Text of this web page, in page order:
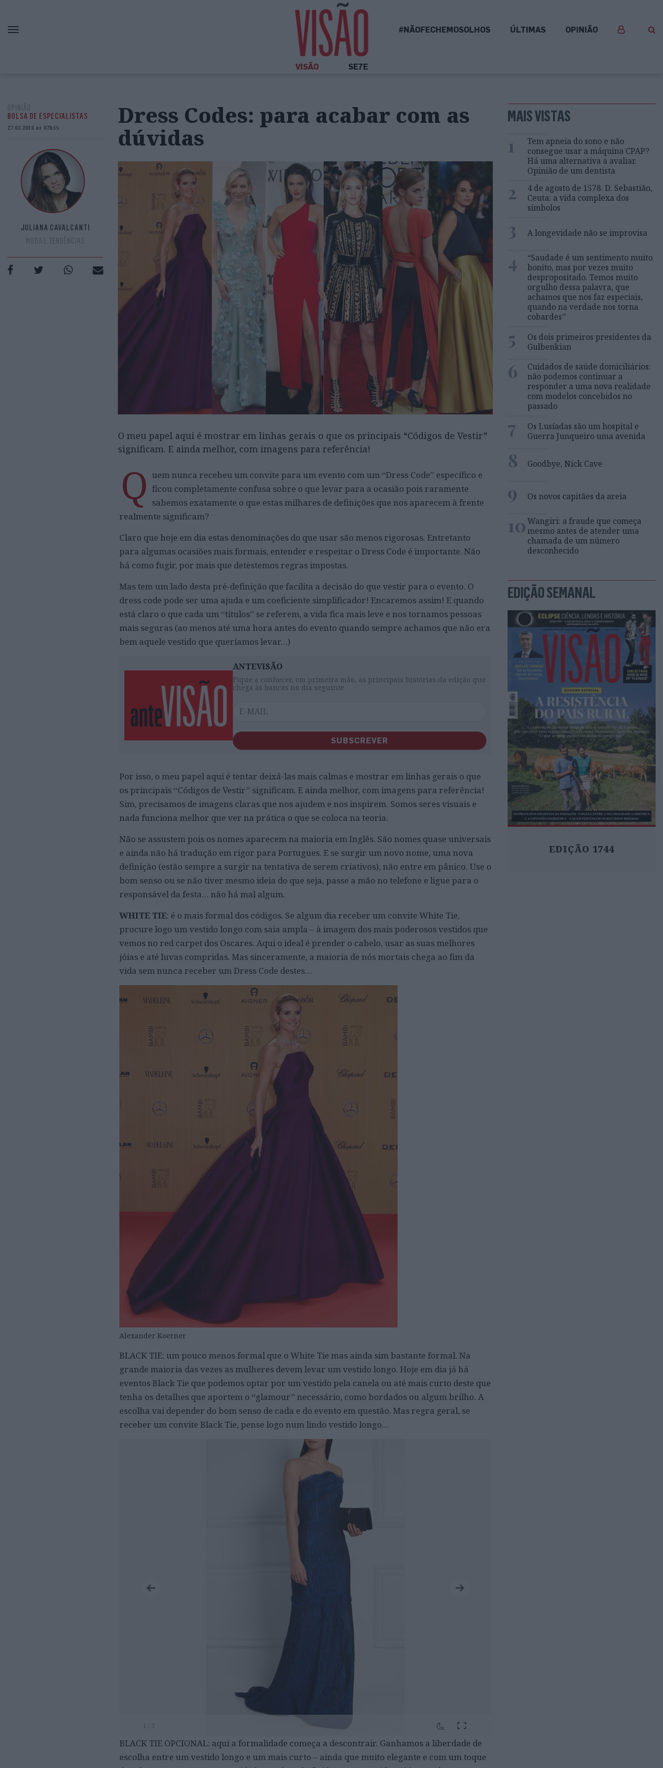
#NÃOFECHEMOSOLHOS ÚLTIMAS OPINIÃO
VISÃO SE7E
OPINIÃO
BOLSA DE ESPECIALISTAS
27.03.2016 às 07h55
JULIANA CAVALCANTI
MODA E TENDÊNCIAS
Dress Codes: para acabar com as
dúvidas
O meu papel aqui é mostrar em linhas gerais o que os principais “Códigos de Vestir”
significam. E ainda melhor, com imagens para referência!
Q uem nunca recebeu um convite para um evento com um “Dress Code” específico e
ficou completamente confusa sobre o que levar para a ocasião pois raramente
sabemos exatamente o que estas milhares de definições que nos aparecem à frente
realmente significam?
Claro que hoje em dia estas denominações do que usar são menos rigorosas. Entretanto
para algumas ocasiões mais formais, entender e respeitar o Dress Code é importante. Não
há como fugir, por mais que detestemos regras impostas.
Mas tem um lado desta pré-definição que facilita a decisão do que vestir para o evento. O
dress code pode ser uma ajuda e um coeficiente simplificador! Encaremos assim! E quando
está claro o que cada um “títulos” se referem, a vida fica mais leve e nos tornamos pessoas
mais seguras (ao menos até uma hora antes do evento quando sempre achamos que não era
bem aquele vestido que queríamos levar…)
ANTEVISÃO
Fique a conhecer, em primeira mão, as principais histórias da edição que
chega às bancas no dia seguinte
SUBSCREVER
Por isso, o meu papel aqui é tentar deixá-las mais calmas e mostrar em linhas gerais o que
os principais “Códigos de Vestir” significam. E ainda melhor, com imagens para referência!
Sim, precisamos de imagens claras que nos ajudem e nos inspirem. Somos seres visuais e
nada funciona melhor que ver na prática o que se coloca na teoria.
Não se assustem pois os nomes aparecem na maioria em Inglês. São nomes quase universais
e ainda não há tradução em rigor para Portugues. E se surgir um novo nome, uma nova
definição (estão sempre a surgir na tentativa de serem criativos), não entre em pânico. Use o
bom senso ou se não tiver mesmo ideia do que seja, passe a mão no telefone e ligue para o
responsável da festa… não há mal algum.
WHITE TIE: é o mais formal dos códigos. Se algum dia receber um convite White Tie,
procure logo um vestido longo com saia ampla – à imagem dos mais poderosos vestidos que
vemos no red carpet dos Oscares. Aqui o ideal é prender o cabelo, usar as suas melhores
jóias e até luvas compridas. Mas sinceramente, a maioria de nós mortais chega ao fim da
vida sem nunca receber um Dress Code destes…
Alexander Koerner
BLACK TIE: um pouco menos formal que o White Tie mas ainda sim bastante formal. Na
grande maioria das vezes as mulheres devem levar um vestido longo. Hoje em dia já há
eventos Black Tie que podemos optar por um vestido pela canela ou até mais curto deste que
tenha os detalhes que aportem o “glamour” necessário, como bordados ou algum brilho. A
escolha vai depender do bom senso de cada e do evento em questão. Mas regra geral, se
receber um convite Black Tie, pense logo num lindo vestido longo…
1 / 3
BLACK TIE OPCIONAL: aqui a formalidade começa a descontrair. Ganhamos a liberdade de
escolha entre um vestido longo e um mais curto – ainda que muito elegante e com um toque
MAIS VISTAS
1
Tem apneia do sono e não
consegue usar a máquina CPAP?
Há uma alternativa a avaliar.
Opinião de um dentista
2
4 de agosto de 1578. D. Sebastião,
Ceuta: a vida complexa dos
símbolos
3 A longevidade não se improvisa
4
“Saudade é um sentimento muito
bonito, mas por vezes muito
despropositado. Temos muito
orgulho dessa palavra, que
achamos que nos faz especiais,
quando na verdade nos torna
cobardes’’
5
Os dois primeiros presidentes da
Gulbenkian
6
Cuidados de saúde domiciliários:
não podemos continuar a
responder a uma nova realidade
com modelos concebidos no
passado
7
Os Lusíadas são um hospital e
Guerra Junqueiro uma avenida
8 Goodbye, Nick Cave
9 Os novos capitães da areia
10Wangiri: a fraude que começa
mesmo antes de atender uma
chamada de um número
desconhecido
EDIÇÃO SEMANAL
EDIÇÃO 1744